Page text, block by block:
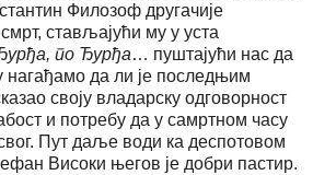
Филозоф другачије
стављајући му у уста
по Ђурђа… пуштајући нас да
да ли је последњим
своју владарску одговорност
и потребу да у самртном часу
Пут даље води ка деспотовом
Високи његов је добри пастир.